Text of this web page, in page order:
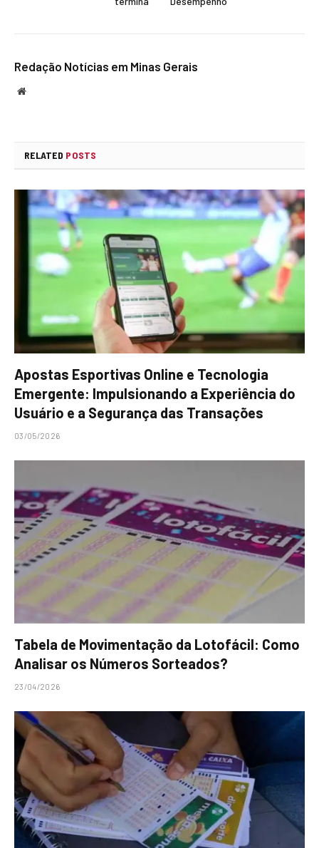
Redação Notícias em Minas Gerais
Website
RELATED POSTS
Apostas Esportivas Online e Tecnologia
Emergente: Impulsionando a Experiência do
Usuário e a Segurança das Transações
03/05/2026
Tabela de Movimentação da Lotofácil: Como
Analisar os Números Sorteados?
23/04/2026